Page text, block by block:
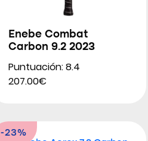
Enebe Combat
Carbon 9.2 2023
Puntuación: 8.4
207.00€
-23%